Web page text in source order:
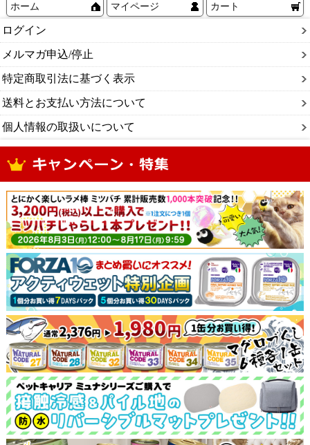
ホーム マイページ カート
ログイン
メルマガ申込/停止
特定商取引法に基づく表示
送料とお支払い方法について
個人情報の取扱いについて